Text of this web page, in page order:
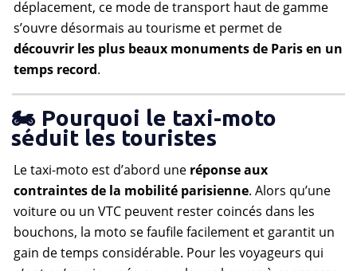
déplacement, ce mode de transport haut de gamme
s’ouvre désormais au tourisme et permet de
découvrir les plus beaux monuments de Paris en un
temps record.
🏍️ Pourquoi le taxi-moto
séduit les touristes
Le taxi-moto est d’abord une réponse aux
contraintes de la mobilité parisienne. Alors qu’une
voiture ou un VTC peuvent rester coincés dans les
bouchons, la moto se faufile facilement et garantit un
gain de temps considérable. Pour les voyageurs qui